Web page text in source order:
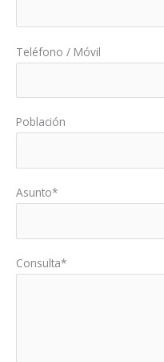
Teléfono / Móvil
Población
Asunto*
Consulta*